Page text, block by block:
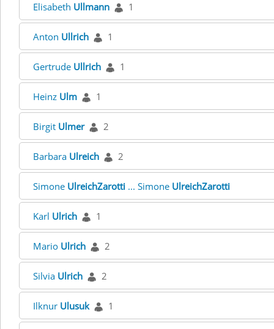
Elisabeth Ullmann 1
Anton Ullrich 1
Gertrude Ullrich 1
Heinz Ulm 1
Birgit Ulmer 2
Barbara Ulreich 2
Simone UlreichZarotti ... Simone UlreichZarotti
Karl Ulrich 1
Mario Ulrich 2
Silvia Ulrich 2
Ilknur Ulusuk 1